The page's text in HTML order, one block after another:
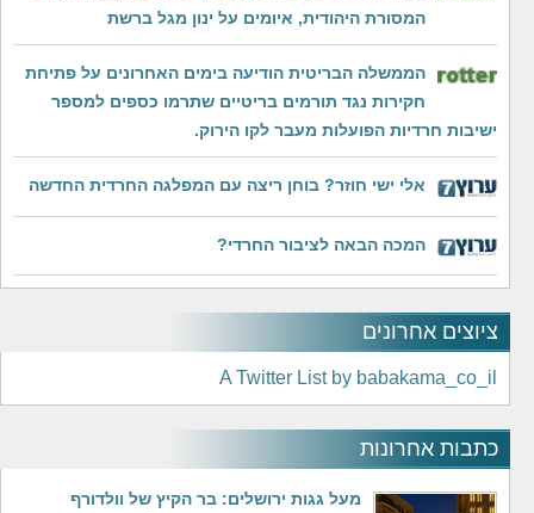
המסורת היהודית, איומים על ינון מגל ברשת
‏הממשלה הבריטית הודיעה בימים האחרונים על פתיחת
חקירות נגד תורמים בריטיים שתרמו כספים למספר
ישיבות חרדיות הפועלות מעבר לקו הירוק.
אלי ישי חוזר? בוחן ריצה עם המפלגה החרדית החדשה
המכה הבאה לציבור החרדי?
ציוצים אחרונים
A Twitter List by babakama_co_il
כתבות אחרונות
מעל גגות ירושלים: בר הקיץ של וולדורף